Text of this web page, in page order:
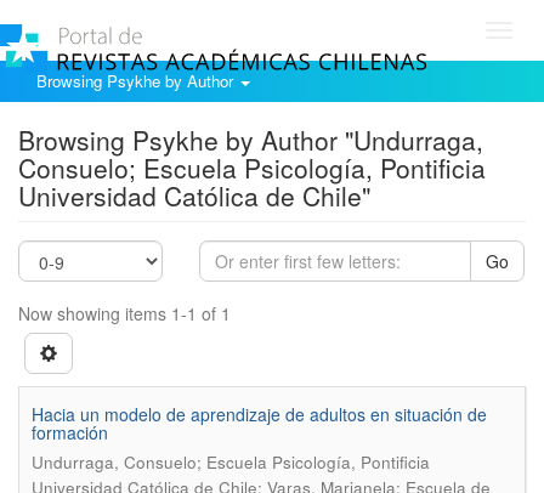
Browsing Psykhe by Author
Browsing Psykhe by Author "Undurraga,
Consuelo; Escuela Psicología, Pontificia
Universidad Católica de Chile"
Go
Now showing items 1-1 of 1
Hacia un modelo de aprendizaje de adultos en situación de
formación
Undurraga, Consuelo; Escuela Psicología, Pontificia
Universidad Católica de Chile; Varas, Marianela; Escuela de